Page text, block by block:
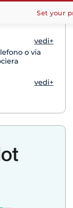
tutti i
vedi+
o via
vedi+
Set your